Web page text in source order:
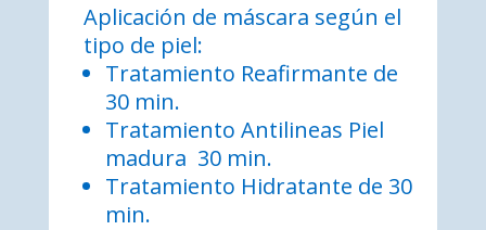
Aplicación de máscara según el
tipo de piel:
Tratamiento Reafirmante de
30 min.
Tratamiento Antilineas Piel
madura 30 min.
Tratamiento Hidratante de 30
min.